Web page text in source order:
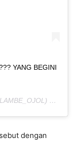
YANG BEGINI
ON
dengan